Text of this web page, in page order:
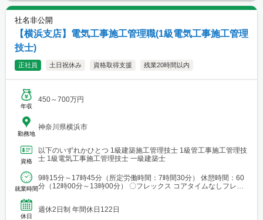
社名非公開
【横浜支店】電気工事施工管理職(1級電気工事施工管理
技士)
正社員 土日祝休み 資格取得支援 残業20時間以内
年収
450～700万円
勤務地
神奈川県横浜市
資格
以下のいずれかひとつ 1級建築施工管理技士 1級管工事施工管理技
士 1級電気工事施工管理技士 一級建築士
就業時間
9時15分～17時45分（所定労働時間：7時間30分） 休憩時間：60
分（12時00分～13時00分） 〇フレックス コアタイムなしフレッ
休日
週休2日制 年間休日122日